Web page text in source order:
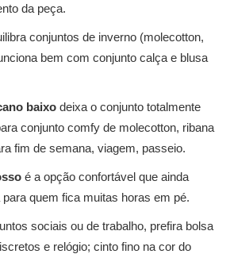
da peça.
conjuntos de inverno (molecotton,
bem com conjunto calça e blusa
baixo deixa o conjunto totalmente
conjunto comfy de molecotton, ribana
fim de semana, viagem, passeio.
é a opção confortável que ainda
quem fica muitas horas em pé.
sociais ou de trabalho, prefira bolsa
e relógio; cinto fino na cor do